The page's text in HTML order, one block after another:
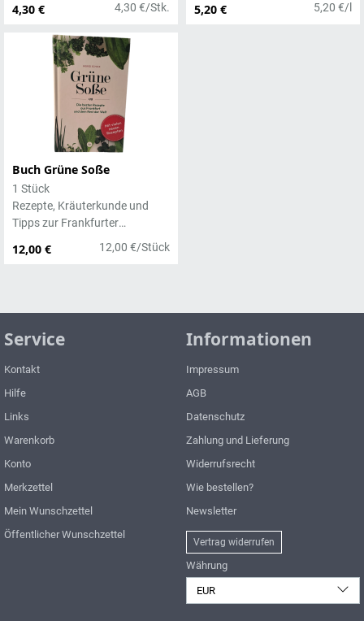
4,30 € 4,30 €/Stk. 5,20 € 5,20 €/l
Buch Grüne Soße
12,00 € 12,00 €/Stück
1 Stück
Rezepte, Kräuterkunde und
Tipps zur Frankfurter
Service
Kontakt
Hilfe
Links
Warenkorb
Konto
Merkzettel
Mein Wunschzettel
Öffentlicher Wunschzettel
Informationen
Impressum
AGB
Datenschutz
Zahlung und Lieferung
Widerrufsrecht
Wie bestellen?
Newsletter
Vertrag widerrufen
Währung
EUR